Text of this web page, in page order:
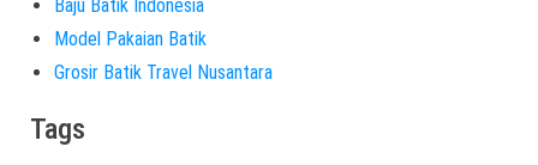
Baju Batik Indonesia
Model Pakaian Batik
Grosir Batik Travel Nusantara
Tags